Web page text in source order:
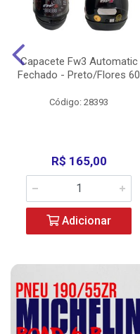
Capacete Fw3 Automatic
Fechado - Preto/Flores 60
Código: 28393
R$ 165,00
Adicionar